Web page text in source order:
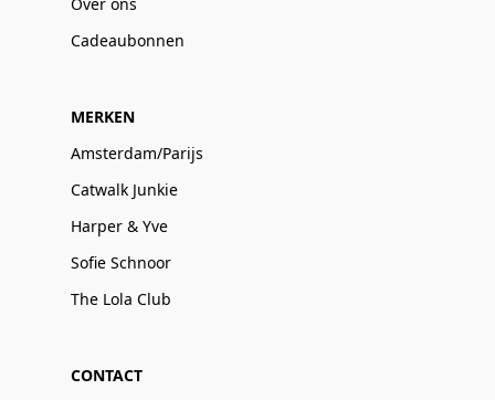
Cadeaubonnen
MERKEN
Amsterdam/Parijs
Catwalk Junkie
Harper & Yve
Sofie Schnoor
The Lola Club
CONTACT